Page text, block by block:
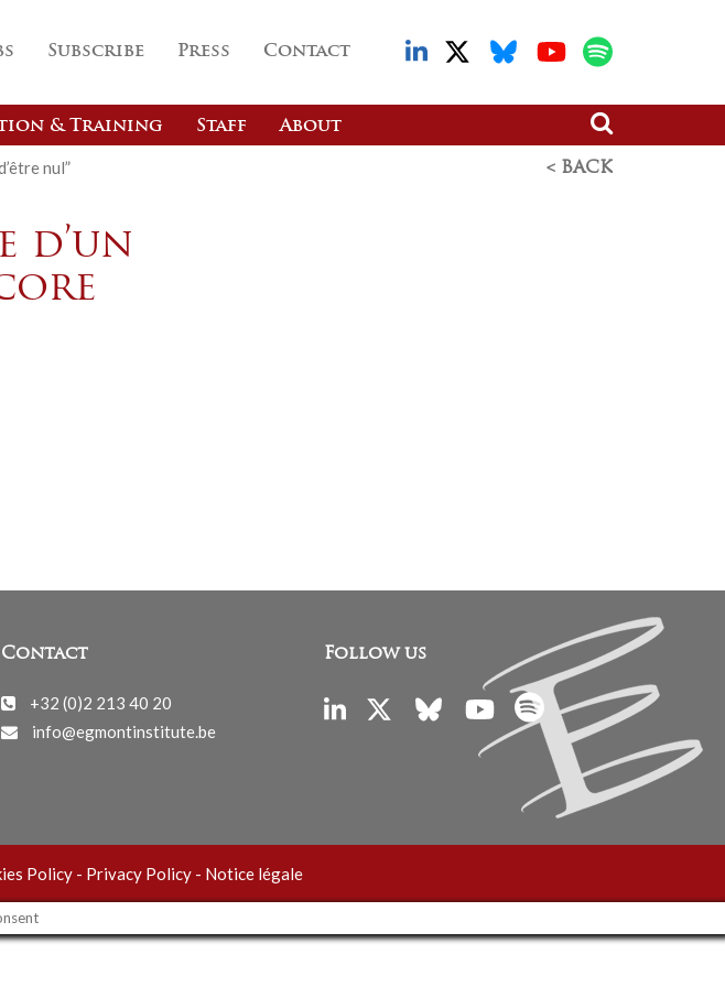
Subscribe Press Contact
& Training Staff About
nul” < BACK
d’un
Contact
+32 (0)2 213 40 20
info@egmontinstitute.be
Follow us
Policy- Privacy Policy- Notice légale